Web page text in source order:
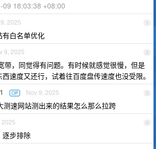
09 18:03:38 +08:00
1
2025
白名单优化
2
9, 2025
带，同觉得有问题。有时候就感觉很慢，但是
速度又还行，试着往百度盘传速度也没受限。
3
OP Nov 9, 2025
测速网站测出来的结果怎么那么拉跨
4
2025
逐步排除